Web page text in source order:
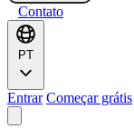
Contato
PT
Entrar Começar grátis